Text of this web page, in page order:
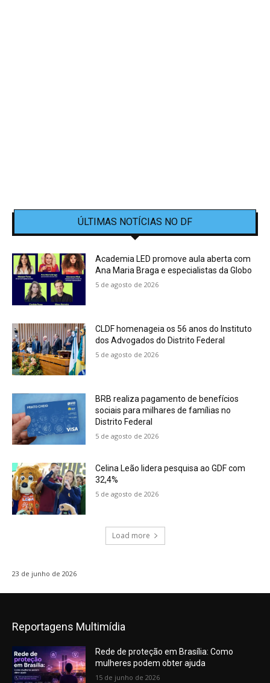
ÚLTIMAS NOTÍCIAS NO DF
Academia LED promove aula aberta com
Ana Maria Braga e especialistas da Globo
5 de agosto de 2026
CLDF homenageia os 56 anos do Instituto
dos Advogados do Distrito Federal
5 de agosto de 2026
BRB realiza pagamento de benefícios
sociais para milhares de famílias no
Distrito Federal
5 de agosto de 2026
Celina Leão lidera pesquisa ao GDF com
32,4%
5 de agosto de 2026
Load more
23 de junho de 2026
Reportagens Multimídia
Rede de proteção em Brasília: Como
mulheres podem obter ajuda
15 de junho de 2026